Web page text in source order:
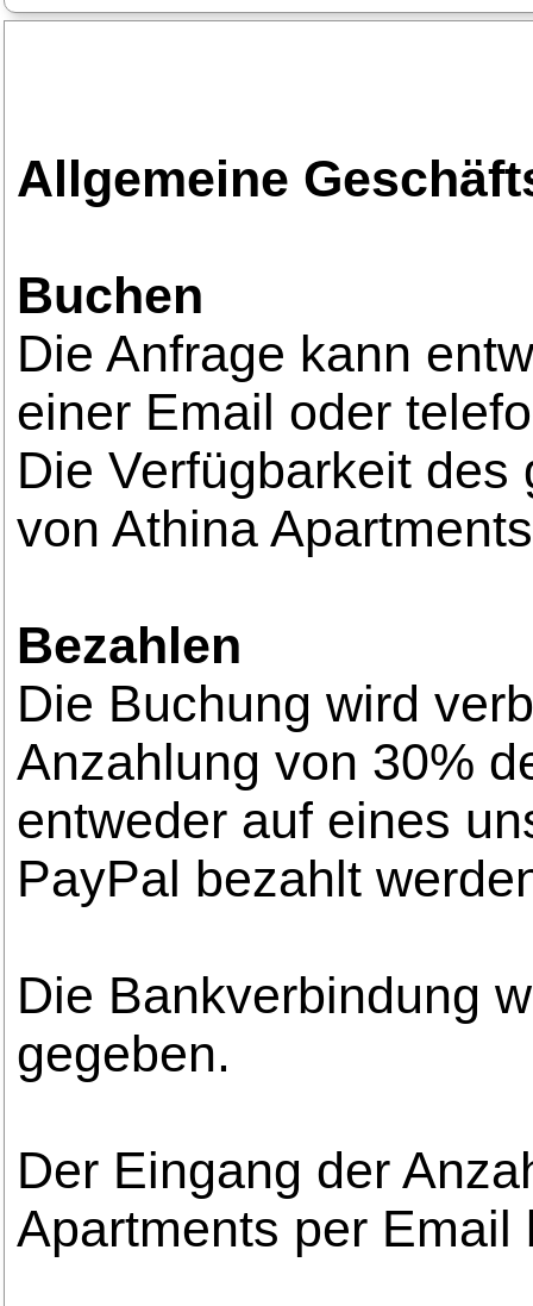
Allgemeine
Buchen
Die Anfrage kann
einer Email oder
Die Verfügbarkeit
von Athina
Bezahlen
Die Buchung wird
Anzahlung von 30%
entweder auf eines
PayPal bezahlt
Die Bankverbindung
gegeben.
Der Eingang der
Apartments per Email